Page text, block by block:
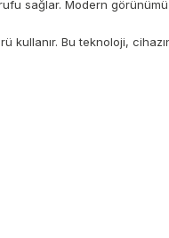
sağlar. Modern
Bu teknoloji,